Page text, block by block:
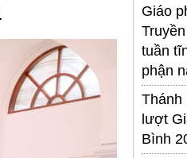
Giáo
tuần
phận
Thánh
lượt
Bình